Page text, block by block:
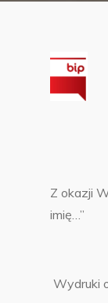
Z okazji
imię…”
Wydruki